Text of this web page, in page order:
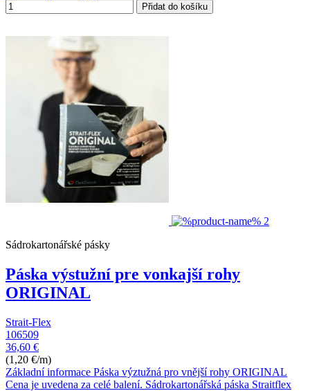
Přidat do košíku
Sádrokartonářské pásky
Páska výstužní pre vonkajší rohy
ORIGINAL
Strait-Flex
106509
36,60 €
(1,20 €/m)
Základní informace Páska výztužná pro vnější rohy ORIGINAL
Cena je uvedena za celé balení. Sádrokartonářská páska Straitflex